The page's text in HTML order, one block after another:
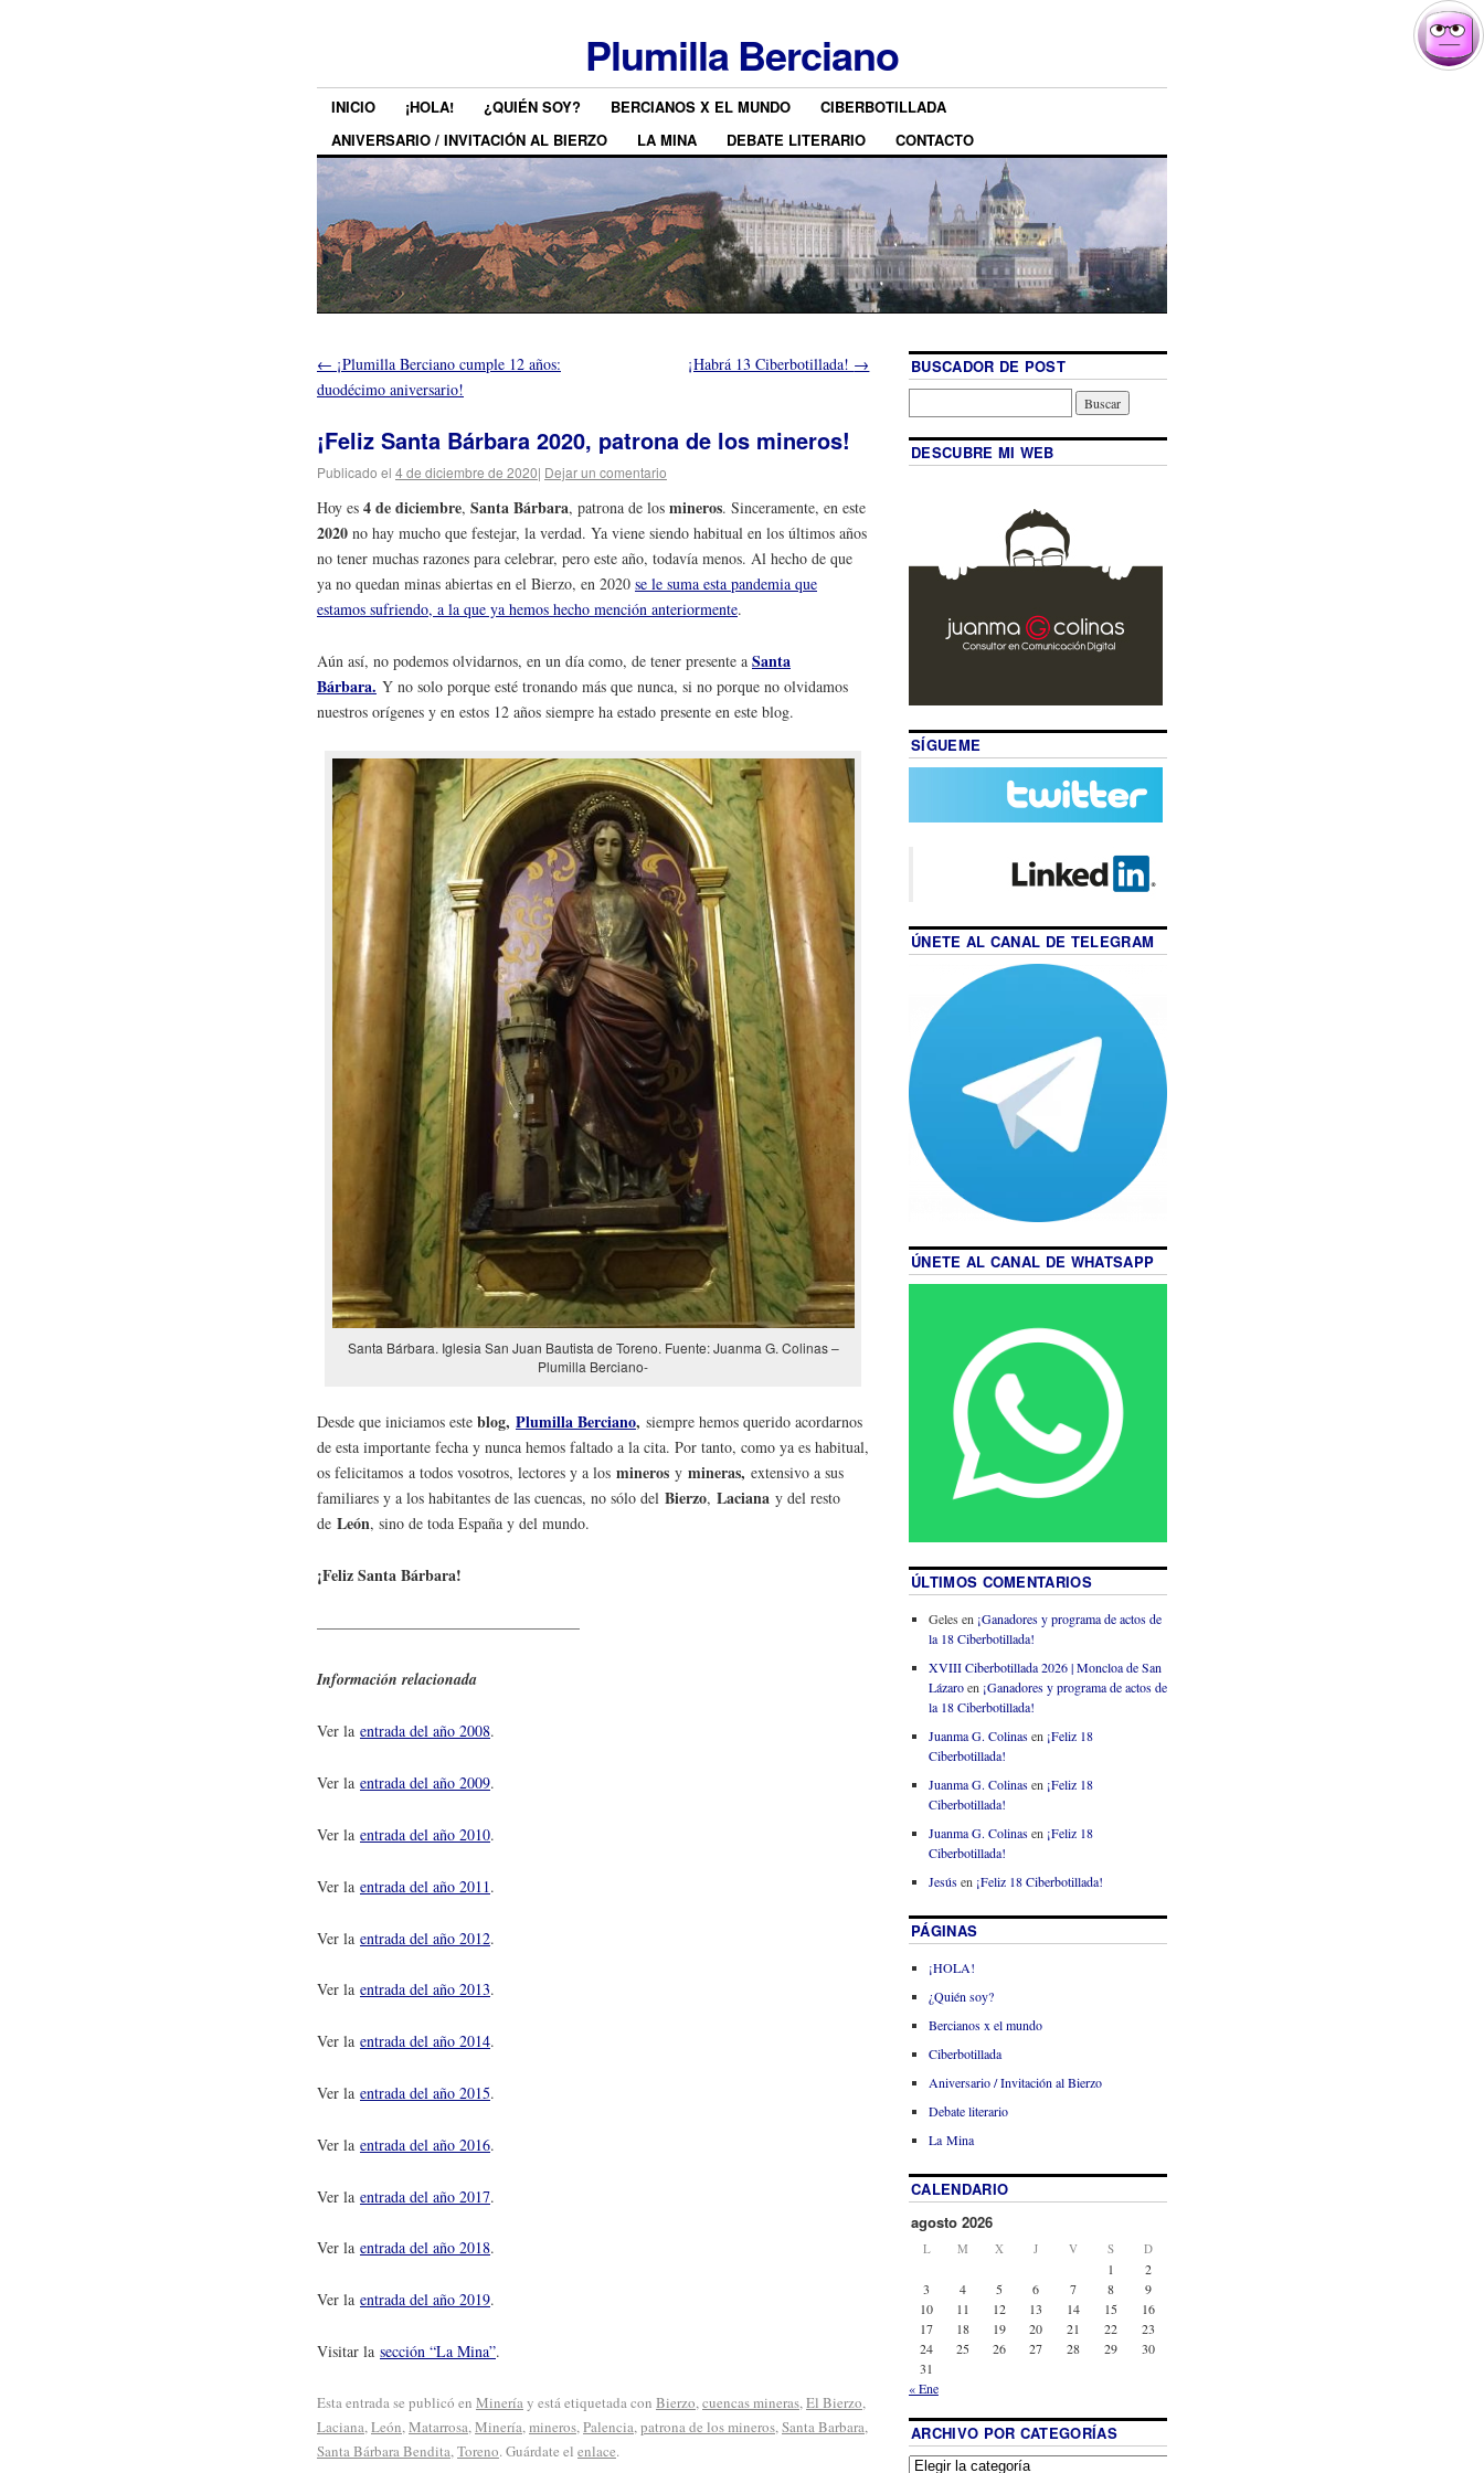
Plumilla Berciano
INICIO ¡HOLA! ¿QUIÉN SOY? BERCIANOS X EL MUNDO
CIBERBOTILLADA
ANIVERSARIO / INVITACIÓN AL BIERZO
LA MINA DEBATE LITERARIO CONTACTO
← ¡Plumilla Berciano cumple 12 años:
duodécimo aniversario!
¡Habrá 13 Ciberbotillada! →
¡Feliz Santa Bárbara 2020, patrona de los mineros!
Publicado el 4 de diciembre de 2020| Dejar un comentario
Hoy es 4 de diciembre, Santa Bárbara, patrona de los mineros. Sinceramente, en este
2020 no hay mucho que festejar, la verdad. Ya viene siendo habitual en los últimos años
no tener muchas razones para celebrar, pero este año, todavía menos. Al hecho de que
ya no quedan minas abiertas en el Bierzo, en 2020 se le suma esta pandemia que
estamos sufriendo, a la que ya hemos hecho mención anteriormente.
Aún así, no podemos olvidarnos, en un día como, de tener presente a Santa
Bárbara. Y no solo porque esté tronando más que nunca, si no porque no olvidamos
nuestros orígenes y en estos 12 años siempre ha estado presente en este blog.
Santa Bárbara. Iglesia San Juan Bautista de Toreno. Fuente: Juanma G. Colinas –
Plumilla Berciano-
Desde que iniciamos este blog, Plumilla Berciano, siempre hemos querido acordarnos
de esta importante fecha y nunca hemos faltado a la cita. Por tanto, como ya es habitual,
os felicitamos a todos vosotros, lectores y a los mineros y mineras, extensivo a sus
familiares y a los habitantes de las cuencas, no sólo del Bierzo, Laciana y del resto
de León, sino de toda España y del mundo.
¡Feliz Santa Bárbara!
—————————————————
Información relacionada
Ver la entrada del año 2008.
Ver la entrada del año 2009.
Ver la entrada del año 2010.
Ver la entrada del año 2011.
Ver la entrada del año 2012.
Ver la entrada del año 2013.
Ver la entrada del año 2014.
Ver la entrada del año 2015.
Ver la entrada del año 2016.
Ver la entrada del año 2017.
Ver la entrada del año 2018.
Ver la entrada del año 2019.
Visitar la sección “La Mina”.
Esta entrada se publicó en Mineríay está etiquetada con Bierzo,cuencas mineras,El Bierzo,
Laciana,León,Matarrosa,Minería,mineros,Palencia,patrona de los mineros,Santa Barbara,
Santa Bárbara Bendita,Toreno. Guárdate el enlace.
BUSCADOR DE POST
DESCUBRE MI WEB
SÍGUEME
ÚNETE AL CANAL DE TELEGRAM
ÚNETE AL CANAL DE WHATSAPP
ÚLTIMOS COMENTARIOS
Geles en ¡Ganadores y programa de actos de
la 18 Ciberbotillada!
XVIII Ciberbotillada 2026 | Moncloa de San
Lázaroen ¡Ganadores y programa de actos de
la 18 Ciberbotillada!
Juanma G. Colinasen ¡Feliz 18
Ciberbotillada!
Juanma G. Colinasen ¡Feliz 18
Ciberbotillada!
Juanma G. Colinasen ¡Feliz 18
Ciberbotillada!
Jesúsen ¡Feliz 18 Ciberbotillada!
PÁGINAS
¡HOLA!
¿Quién soy?
Bercianos x el mundo
Ciberbotillada
Aniversario / Invitación al Bierzo
Debate literario
La Mina
CALENDARIO
agosto 2026
L M X J V S D
1
2
3
4 5 6 7 8
9
10
11 12 13 14 15
16
17
18 19 20 21 22
23
24
25 26 27 28 29
30
31
« Ene
ARCHIVO POR CATEGORÍAS